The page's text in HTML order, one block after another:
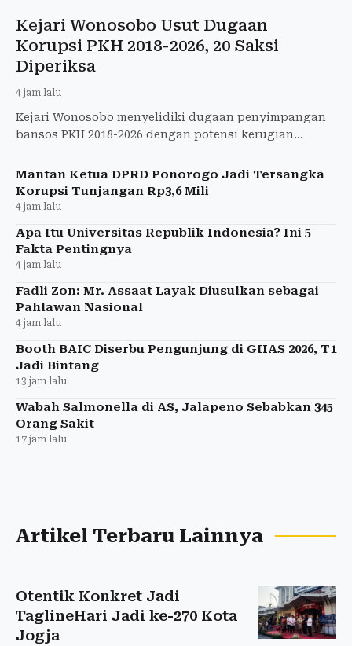
Kejari Wonosobo Usut Dugaan
Korupsi PKH 2018-2026, 20 Saksi
Diperiksa
4 jam lalu
Kejari Wonosobo menyelidiki dugaan penyimpangan
bansos PKH 2018-2026 dengan potensi kerugian
Mantan Ketua DPRD Ponorogo Jadi Tersangka
Korupsi Tunjangan Rp3,6 Mili
4 jam lalu
Apa Itu Universitas Republik Indonesia? Ini 5
Fakta Pentingnya
4 jam lalu
Fadli Zon: Mr. Assaat Layak Diusulkan sebagai
Pahlawan Nasional
4 jam lalu
Booth BAIC Diserbu Pengunjung di GIIAS 2026, T1
Jadi Bintang
13 jam lalu
Wabah Salmonella di AS, Jalapeno Sebabkan 345
Orang Sakit
17 jam lalu
Artikel Terbaru Lainnya
Otentik Konkret Jadi
TaglineHari Jadi ke-270 Kota
Jogja